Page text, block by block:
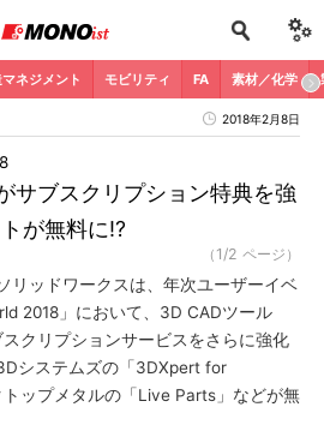
ネジメント モビリティ FA 素材／化学
2018年2月8日
サブスクリプション特典を強
が無料に!?
（1/2 ページ）
リッドワークスは、年次ユーザーイベ
2018」において、3D CADツール
スクリプションサービスをさらに強化
システムズの「3DXpert for
トップメタルの「Live Parts」などが無